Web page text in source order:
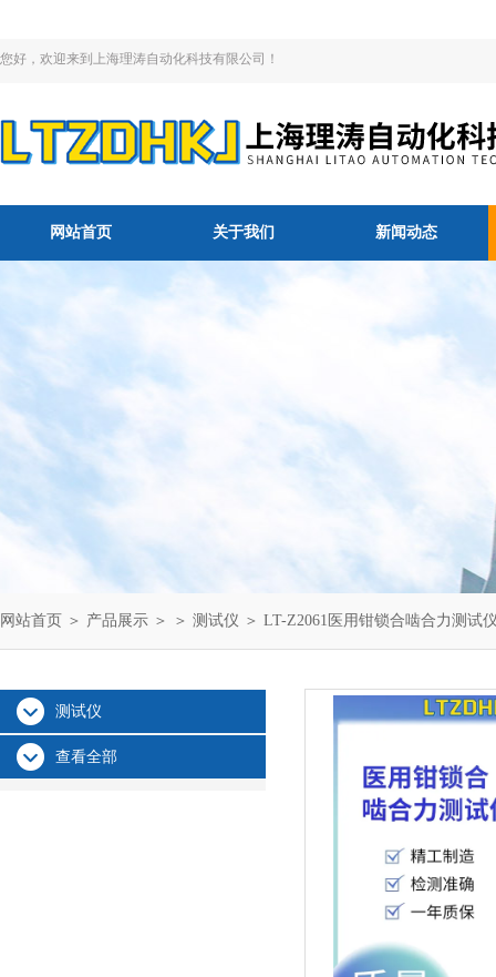
您好，欢迎来到上海理涛自动化科技有限公司！
网站首页 关于我们 新闻动态
网站首页 ＞ 产品展示 ＞ ＞ 测试仪 ＞ LT-Z2061医用钳锁合啮合力测试
测试仪
查看全部